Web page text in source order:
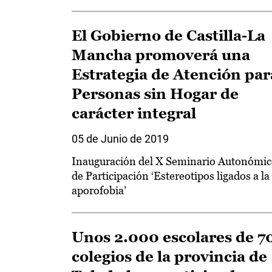
El Gobierno de Castilla-La
Mancha promoverá una
Estrategia de Atención
Personas sin Hogar de
carácter integral
05 de Junio de 2019
Inauguración del X Seminario
de Participación ‘Estereotipos ligados a la
aporofobia’
Unos 2.000 escolares de
colegios de la provincia de